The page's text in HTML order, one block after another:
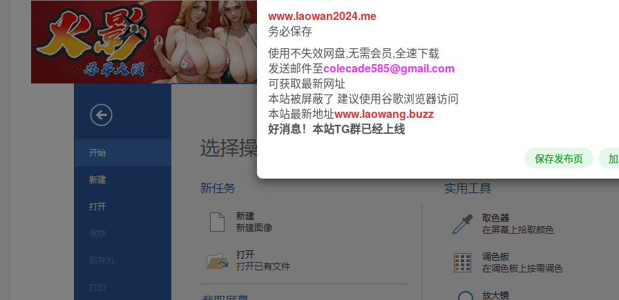
www.laowan2024.me
务必保存
使用不失效网盘,无需会员,全速下载
发送邮件至colecade585@gmail.com
可获取最新网址
本站被屏蔽了 建议使用谷歌浏览器访问
本站最新地址www.laowang.buzz
好消息！本站TG群已经上线
保存发布页